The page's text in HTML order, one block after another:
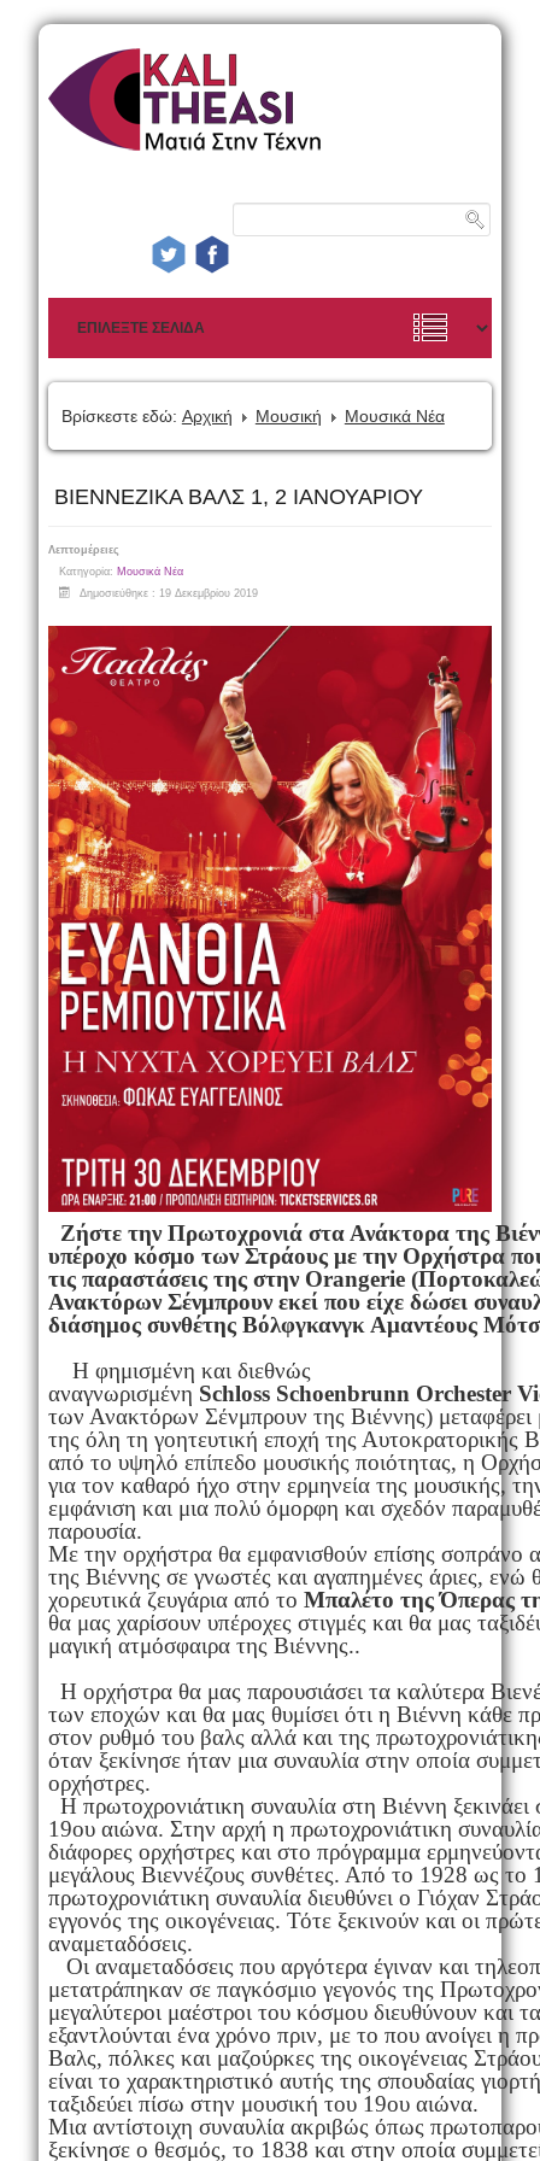
Βρίσκεστε εδώ: Αρχική Μουσική Μουσικά Νέα
ΒΙΕΝΝΕΖΙΚΑ ΒΑΛΣ 1, 2 ΙΑΝΟΥΑΡΙΟΥ
Λεπτομέρειες
Κατηγορία: Μουσικά Νέα
Δημοσιεύθηκε : 19 Δεκεμβρίου 2019
Ζήστε την Πρωτοχρονιά στα Ανάκτορα της
υπέροχο κόσμο των Στράους με την Ορχήστρα
τις παραστάσεις της στην Orangerie
Ανακτόρων Σένμπρουν εκεί που είχε δώσει
διάσημος συνθέτης Βόλφγκανγκ Αμαντέους
Η φημισμένη και διεθνώς
αναγνωρισμένη SchlossSchoenbrunn Orchester
των Ανακτόρων Σένμπρουν της Βιέννης) μεταφέρει
της όλη τη γοητευτική εποχή της Αυτοκρατορικής
από το υψηλό επίπεδο μουσικής ποιότητας, η
για τον καθαρό ήχο στην ερμηνεία της μουσικής,
εμφάνιση και μια πολύ όμορφη και σχεδόν
παρουσία.
Με την ορχήστρα θα εμφανισθούν επίσης σοπράνο
της Βιέννης σε γνωστές και αγαπημένες άριες, ενώ
χορευτικά ζευγάρια από το Μπαλέτο της Όπερας
θα μας χαρίσουν υπέροχες στιγμές και θα μας
μαγική ατμόσφαιρα της Βιέννης..
Η ορχήστρα θα μας παρουσιάσει τα καλύτερα
των εποχών και θα μας θυμίσει ότι η Βιέννη κάθε
στον ρυθμό του βαλς αλλά και της
όταν ξεκίνησε ήταν μια συναυλία στην οποία
ορχήστρες.
Η πρωτοχρονιάτικη συναυλία στη Βιέννη
19ου αιώνα. Στην αρχή η πρωτοχρονιάτικη
διάφορες ορχήστρες και στο πρόγραμμα
μεγάλους Βιεννέζους συνθέτες. Από το 1928 ως το
πρωτοχρονιάτικη συναυλία διευθύνει ο Γιόχαν
εγγονός της οικογένειας. Τότε ξεκινούν και οι
αναμεταδόσεις.
Οι αναμεταδόσεις που αργότερα έγιναν και
μετατράπηκαν σε παγκόσμιο γεγονός της
μεγαλύτεροι μαέστροι του κόσμου διευθύνουν και τα
εξαντλούνται ένα χρόνο πριν, με το που ανοίγει η
Βαλς, πόλκες και μαζούρκες της οικογένειας
είναι το χαρακτηριστικό αυτής της σπουδαίας
ταξιδεύει πίσω στην μουσική του 19ου αιώνα.
Μια αντίστοιχη συναυλία ακριβώς όπως
ξεκίνησε ο θεσμός, το 1838 και στην οποία